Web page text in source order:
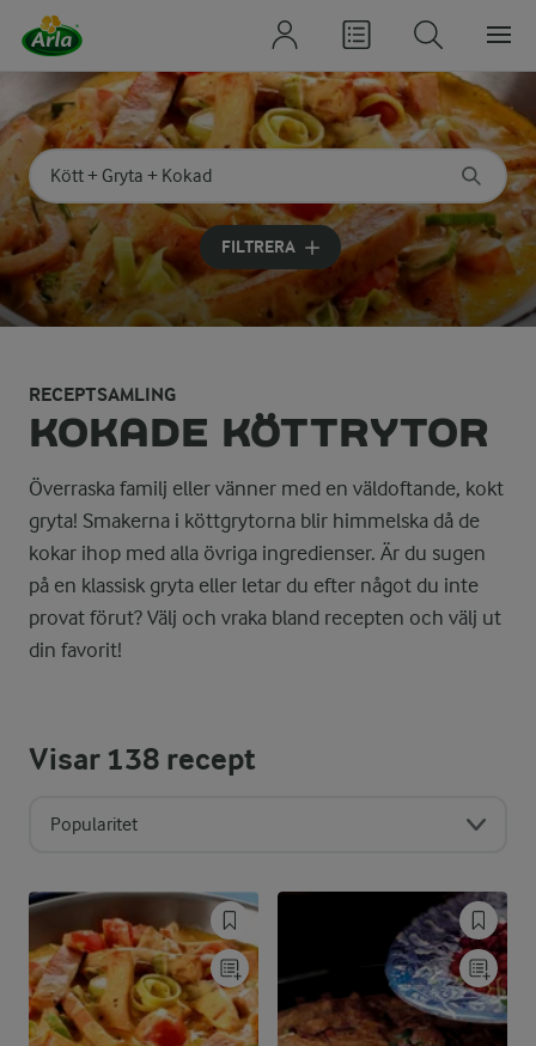
Sök på kategori eller ingrediens
Skriv in sökord för att få förslag
FILTRERA
RECEPTSAMLING
KOKADE KÖTTRYTOR
Överraska familj eller vänner med en väldoftande, kokt
gryta! Smakerna i köttgrytorna blir himmelska då de
kokar ihop med alla övriga ingredienser. Är du sugen
på en klassisk gryta eller letar du efter något du inte
provat förut? Välj och vraka bland recepten och välj ut
din favorit!
Visar138 recept
Popularitet